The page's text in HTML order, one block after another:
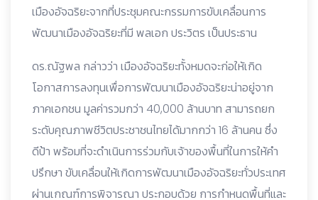
เมืองอัจฉริยะจากที่ประชุมคณะกรรมการขับเคลื่อนการ
พัฒนาเมืองอัจฉริยะที่มี พลเอก ประวิตร เป็นประธาน
ดร.ณัฐพล กล่าวว่า เมืองอัจฉริยะทั้งหมดจะก่อให้เกิด
โอกาสการลงทุนเพื่อการพัฒนาเมืองอัจฉริยะน่าอยู่จาก
ภาคเอกชน มูลค่ารวมกว่า 40,000 ล้านบาท สามารถยก
ระดับคุณภาพชีวิตประชาชนไทยได้มากกว่า 16 ล้านคน ซึ่ง
ดีป้า พร้อมที่จะดำเนินการร่วมกับเจ้าของพื้นที่ในการให้คำ
ปรึกษา ขับเคลื่อนให้เกิดการพัฒนาเมืองอัจฉริยะทั่วประเทศ
ผ่านเกณฑ์การพิจารณา ประกอบด้วย การกำหนดพื้นที่และ